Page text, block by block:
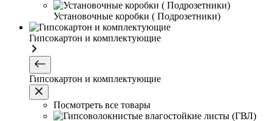
Установочные коробки ( Подрозетники)
Гипсокартон и комплектующие
Гипсокартон и комплектующие
Посмотреть все товары